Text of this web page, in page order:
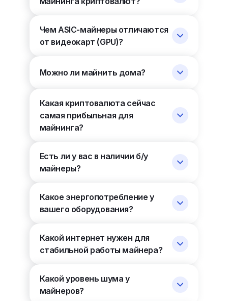
Чем ASIC-майнеры отличаются
от видеокарт (GPU)?
Можно ли майнить дома?
Какая криптовалюта сейчас
самая прибыльная для
майнинга?
Есть ли у вас в наличии б/у
майнеры?
Какое энергопотребление у
вашего оборудования?
Какой интернет нужен для
стабильной работы майнера?
Какой уровень шума у
майнеров?